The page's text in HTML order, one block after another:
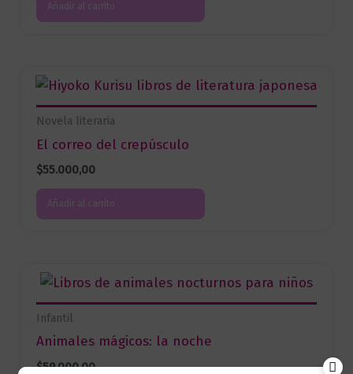
Añadir al carrito
Novela literaria
El correo del crepúsculo
$55.000,00
Añadir al carrito
Infantil
Animales mágicos: la noche
$59.000,00